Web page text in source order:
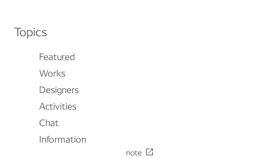
Topics
Featured
Works
Designers
Activities
Chat
Information
note